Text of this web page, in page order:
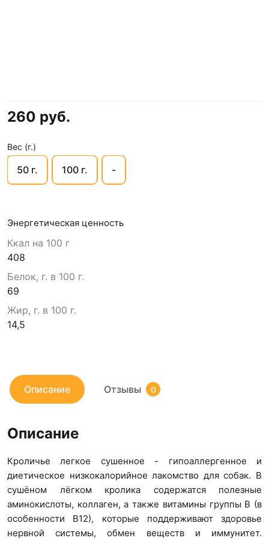
260 руб.
Вес (г.)
50 г. 100 г. -
Энергетическая ценность
Ккал на 100 г
408
Белок, г. в 100 г.
69
Жир, г. в 100 г.
14,5
Описание Отзывы 0
Описание
Кроличье легкое сушенное - гипоаллергенное и
диетическое низкокалорийное лакомство для собак. В
сушёном лёгком кролика содержатся полезные
аминокислоты, коллаген, а также витамины группы B (в
особенности B12), которые поддерживают здоровье
нервной системы, обмен веществ и иммунитет.